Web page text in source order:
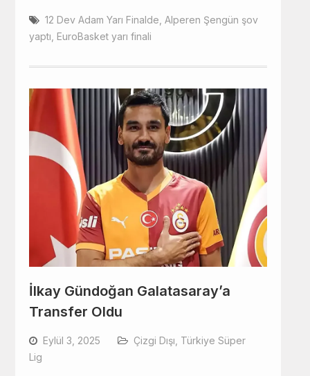
12 Dev Adam Yarı Finalde Alperen Şengün şov
yaptı EuroBasket yarı finali
İlkay Gündoğan Galatasaray’a
Transfer Oldu
Eylül 3, 2025 Çizgi Dışı Türkiye Süper
Lig